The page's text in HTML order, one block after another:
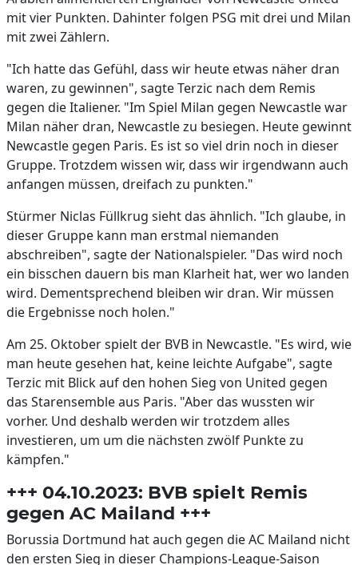
mit vier Punkten. Dahinter folgen PSG mit drei und Milan
mit zwei Zählern.
"Ich hatte das Gefühl, dass wir heute etwas näher dran
waren, zu gewinnen", sagte Terzic nach dem Remis
gegen die Italiener. "Im Spiel Milan gegen Newcastle war
Milan näher dran, Newcastle zu besiegen. Heute gewinnt
Newcastle gegen Paris. Es ist so viel drin noch in dieser
Gruppe. Trotzdem wissen wir, dass wir irgendwann auch
anfangen müssen, dreifach zu punkten."
Stürmer Niclas Füllkrug sieht das ähnlich. "Ich glaube, in
dieser Gruppe kann man erstmal niemanden
abschreiben", sagte der Nationalspieler. "Das wird noch
ein bisschen dauern bis man Klarheit hat, wer wo landen
wird. Dementsprechend bleiben wir dran. Wir müssen
die Ergebnisse noch holen."
Am 25. Oktober spielt der BVB in Newcastle. "Es wird, wie
man heute gesehen hat, keine leichte Aufgabe", sagte
Terzic mit Blick auf den hohen Sieg von United gegen
das Starensemble aus Paris. "Aber das wussten wir
vorher. Und deshalb werden wir trotzdem alles
investieren, um um die nächsten zwölf Punkte zu
kämpfen."
+++ 04.10.2023: BVB spielt Remis
gegen AC Mailand +++
Borussia Dortmund hat auch gegen die AC Mailand nicht
den ersten Sieg in dieser Champions-League-Saison